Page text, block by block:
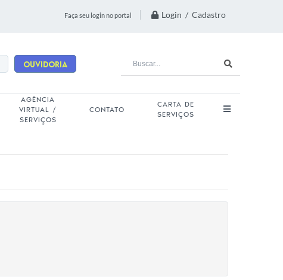
Faça seu login no portal Login / Cadastro
Ouvidoria
AGÊNCIA
VIRTUAL /
SERVIÇOS
CONTATO
CARTA DE
SERVIÇOS